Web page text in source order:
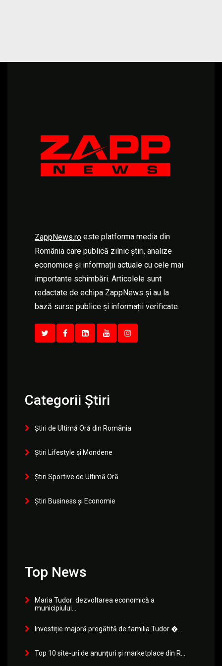
ZappNews.ro este platforma media din
România care publică zilnic știri, analize
economice și informații actuale cu cele mai
importante schimbări. Articolele sunt
redactate de echipa ZappNews și au la
bază surse publice și informații verificate.
Categorii Știri
Știri de Ultimă Oră din România
Știri Lifestyle și Mondene
Știri Sportive de Ultimă Oră
Știri Business și Economie
Top News
Maria Tudor: dezvoltarea economică a
municipiului...
Investiție majoră pregătită de familia Tudor �...
Top 10 site-uri de anunțuri și marketplace din R...